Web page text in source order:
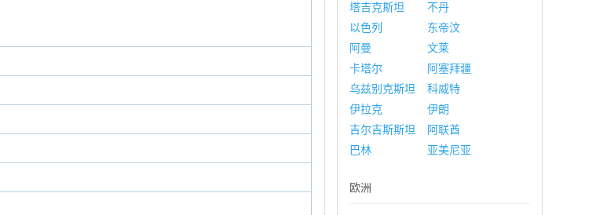
塔吉克斯坦
不丹
以色列
东帝汶
阿曼
文莱
卡塔尔
阿塞拜疆
乌兹别克斯坦
科威特
伊拉克
伊朗
吉尔吉斯斯坦
阿联酋
巴林
亚美尼亚
欧洲